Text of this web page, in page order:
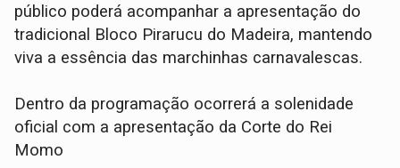
público poderá acompanhar a apresentação do
tradicional Bloco Pirarucu do Madeira, mantendo
viva a essência das marchinhas carnavalescas.
Dentro da programação ocorrerá a solenidade
oficial com a apresentação da Corte do Rei
Momo